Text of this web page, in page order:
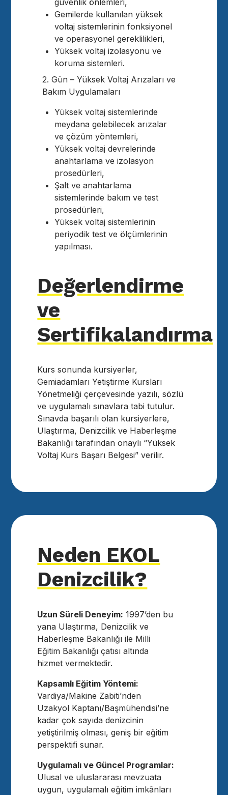
Gemilerde kullanılan yüksek
voltaj sistemlerinin fonksiyonel
ve operasyonel gereklilikleri,
Yüksek voltaj izolasyonu ve
koruma sistemleri.
2. Gün – Yüksek Voltaj Arızaları ve
Bakım Uygulamaları
Yüksek voltaj sistemlerinde
meydana gelebilecek arızalar
ve çözüm yöntemleri,
Yüksek voltaj devrelerinde
anahtarlama ve izolasyon
prosedürleri,
Şalt ve anahtarlama
sistemlerinde bakım ve test
prosedürleri,
Yüksek voltaj sistemlerinin
periyodik test ve ölçümlerinin
yapılması.
Değerlendirme
ve
Sertifikalandırma
Kurs sonunda kursiyerler,
Gemiadamları Yetiştirme Kursları
Yönetmeliği çerçevesinde yazılı, sözlü
ve uygulamalı sınavlara tabi tutulur.
Sınavda başarılı olan kursiyerlere,
Ulaştırma, Denizcilik ve Haberleşme
Bakanlığı tarafından onaylı “Yüksek
Voltaj Kurs Başarı Belgesi” verilir.
Neden EKOL
Denizcilik?
Uzun Süreli Deneyim: 1997’den bu
yana Ulaştırma, Denizcilik ve
Haberleşme Bakanlığı ile Milli
Eğitim Bakanlığı çatısı altında
hizmet vermektedir.
Kapsamlı Eğitim Yöntemi:
Vardiya/Makine Zabiti’nden
Uzakyol Kaptanı/Başmühendisi’ne
kadar çok sayıda denizcinin
yetiştirilmiş olması, geniş bir eğitim
perspektifi sunar.
Uygulamalı ve Güncel Programlar:
Ulusal ve uluslararası mevzuata
uygun, uygulamalı eğitim imkânları